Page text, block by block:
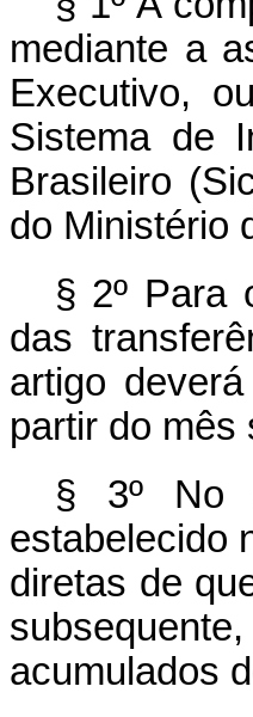
mediante a
Executivo,
Sistema de
Brasileiro
do Ministério
§ 2º Para
das
artigo
partir do mês
§ 3º No
estabelecido
diretas de
acumulados